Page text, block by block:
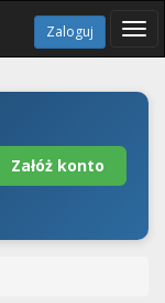
Zaloguj
Załóż konto